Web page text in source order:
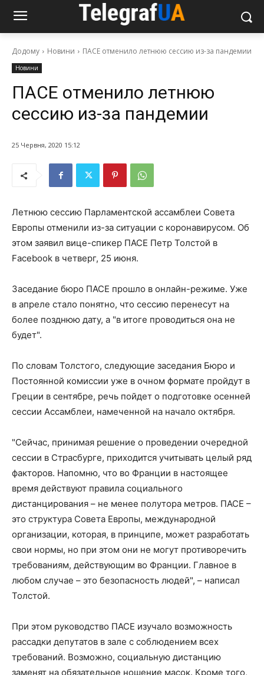
Додому Новини ПАСЕ отменило летнюю сессию из-за пандемии
Новини
ПАСЕ отменило летнюю
сессию из-за пандемии
25 Червня, 2020 15:12
Летнюю сессию Парламентской ассамблеи Совета
Европы отменили из-за ситуации с коронавирусом. Об
этом заявил вице-спикер ПАСЕ Петр Толстой в
Facebook в четверг, 25 июня.
Заседание бюро ПАСЕ прошло в онлайн-режиме. Уже
в апреле стало понятно, что сессию перенесут на
более позднюю дату, а "в итоге проводиться она не
будет".
По словам Толстого, следующие заседания Бюро и
Постоянной комиссии уже в очном формате пройдут в
Греции в сентябре, речь пойдет о подготовке осенней
сессии Ассамблеи, намеченной на начало октября.
"Сейчас, принимая решение о проведении очередной
сессии в Страсбурге, приходится учитывать целый ряд
факторов. Напомню, что во Франции в настоящее
время действуют правила социального
дистанцирования – не менее полутора метров. ПАСЕ –
это структура Совета Европы, международной
организации, которая, в принципе, может разработать
свои нормы, но при этом они не могут противоречить
требованиям, действующим во Франции. Главное в
любом случае – это безопасность людей", – написал
Толстой.
При этом руководство ПАСЕ изучало возможность
рассадки депутатов в зале с соблюдением всех
требований. Возможно, социальную дистанцию
заменят на обязательное ношение масок. Кроме того,